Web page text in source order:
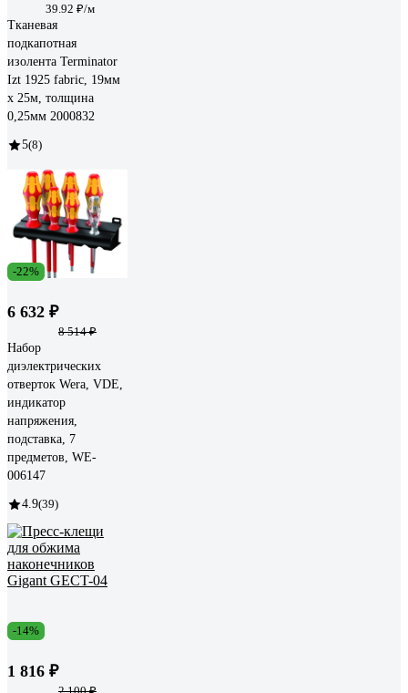
39.92 ₽/м
Тканевая
подкапотная
изолента Terminator
Izt 1925 fabric, 19мм
х 25м, толщина
0,25мм 2000832
5(8)
-22%
6 632 ₽
8 514 ₽
Набор
диэлектрических
отверток Wera, VDE,
индикатор
напряжения,
подставка, 7
предметов, WE-
006147
4.9(39)
-14%
1 816 ₽